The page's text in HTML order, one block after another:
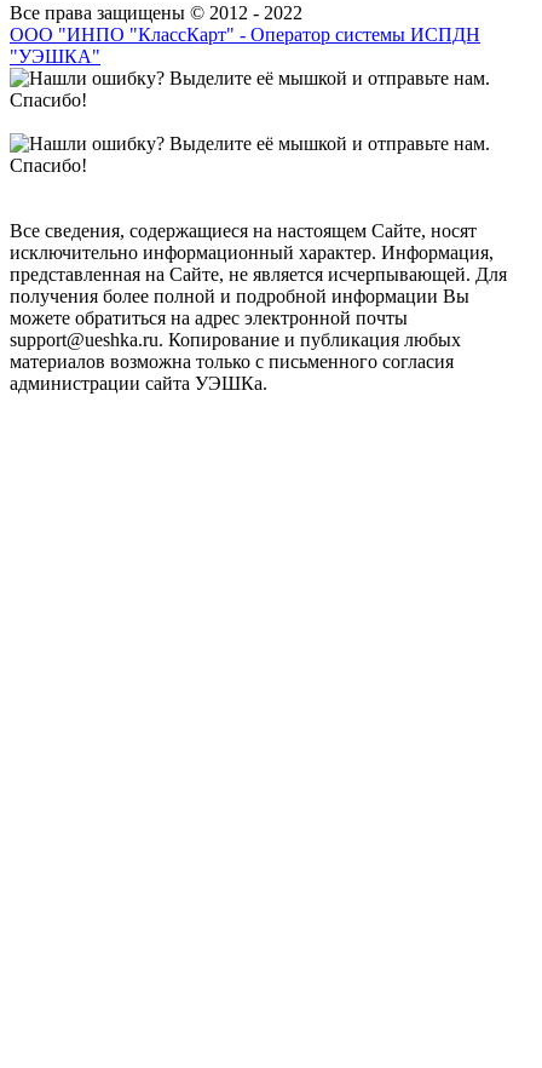
Все права защищены © 2012 - 2022
ООО "ИНПО "КлассКарт" - Оператор системы ИСПДН
"УЭШКА"
Все сведения, содержащиеся на настоящем Сайте, носят
исключительно информационный характер. Информация,
представленная на Сайте, не является исчерпывающей. Для
получения более полной и подробной информации Вы
можете обратиться на адрес электронной почты
support@ueshka.ru. Копирование и публикация любых
материалов возможна только с письменного согласия
администрации сайта УЭШКа.